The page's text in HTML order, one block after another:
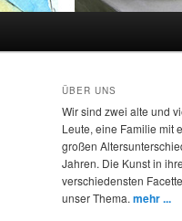
ÜBER UNS
Wir sind zwei alte und
Leute, eine Familie mit
großen
Jahren. Die Kunst in
verschiedensten
unser Thema.mehr ...